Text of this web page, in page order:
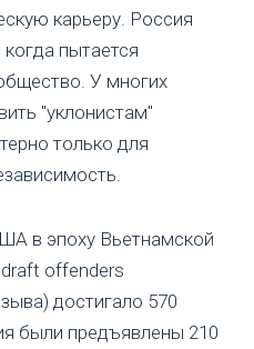
карьеру. Россия
когда пытается
У многих
"уклонистам"
только для
в эпоху Вьетнамской
offenders
достигало 570
были предъявлены 210